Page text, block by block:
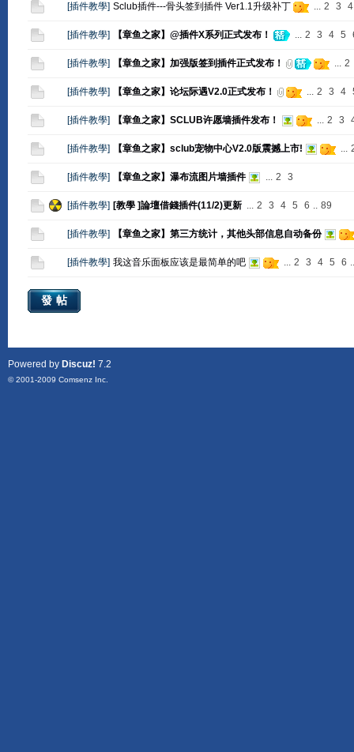
[插件教學] Sclub插件---骨头签到插件 Ver1.1升级补丁 ... 2 3 4
[插件教學] 【章鱼之家】@插件X系列正式发布！ ... 2 3 4 5
[插件教學] 【章鱼之家】加强版签到插件正式发布！ ... 2
[插件教學] 【章鱼之家】论坛际遇V2.0正式发布！ ... 2 3 4
[插件教學] 【章鱼之家】SCLUB许愿墙插件发布！ ... 2 3
[插件教學] 【章鱼之家】sclub宠物中心V2.0版震撼上市! ...
[插件教學] 【章鱼之家】瀑布流图片墙插件 ... 2 3
[插件教學] [教學 ]論壇借錢插件(11/2)更新 ... 2 3 4 5 6 .. 89
[插件教學] 【章鱼之家】第三方统计，其他头部信息自动备份
[插件教學] 我这音乐面板应该是最简单的吧 ... 2 3 4 5 6 ..
發帖
Powered by Discuz! 7.2
© 2001-2009 Comsenz Inc.